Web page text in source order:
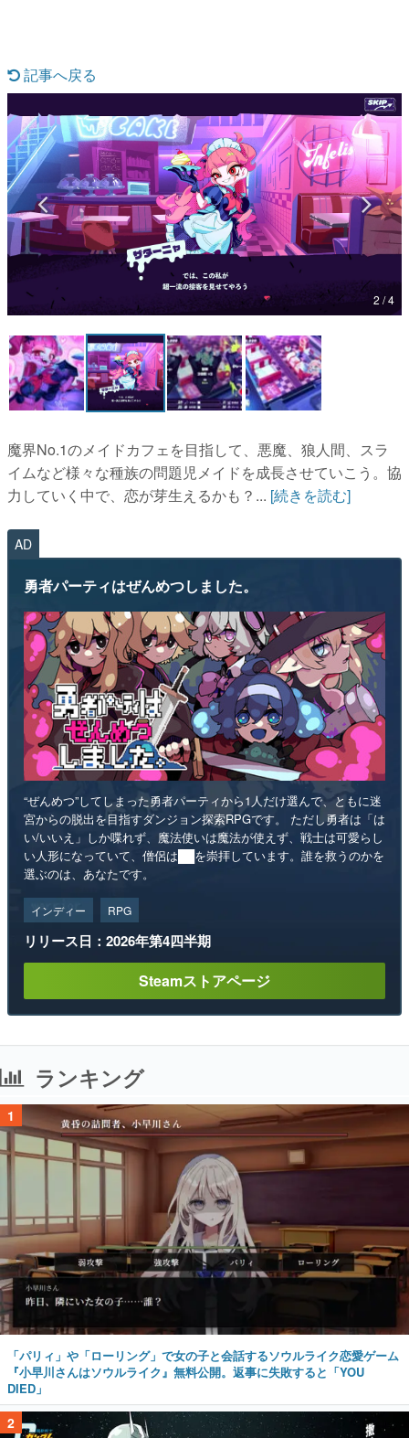
「経験値」「裏技」「ラスボス」… ゲームにまつわる言葉
の起源や用法の変遷を、コンピューター文化史研究家・タ
イニーP氏が徹底調査。
カテゴリ
特集記事
マンガ
女性向け
アプリレビュー
その他
電ファミニコゲーマーとは？
2 / 4
魔界No.1のメイドカフェを目指して、悪魔、狼人間、スラ
イムなど様々な種族の問題児メイドを成長させていこう。協
AD
“ぜんめつ”してしまった勇者パーティから1人だけ選んで、ともに迷
宮からの脱出を目指すダンジョン探索RPGです。 ただし勇者は「は
い/いいえ」しか喋れず、魔法使いは魔法が使えず、戦士は可愛らし
い人形になっていて、僧侶は██を崇拝しています。誰を救うのかを
選ぶのは、あなたです。
インディー RPG
リリース日：2026年第4四半期
ランキング
1
「パリィ」や「ローリング」で女の子と会話するソウルライク恋愛ゲーム
『小早川さんはソウルライク』無料公開。返事に失敗すると「YOU
DIED」
2